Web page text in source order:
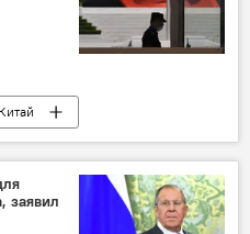
Китай
заявил